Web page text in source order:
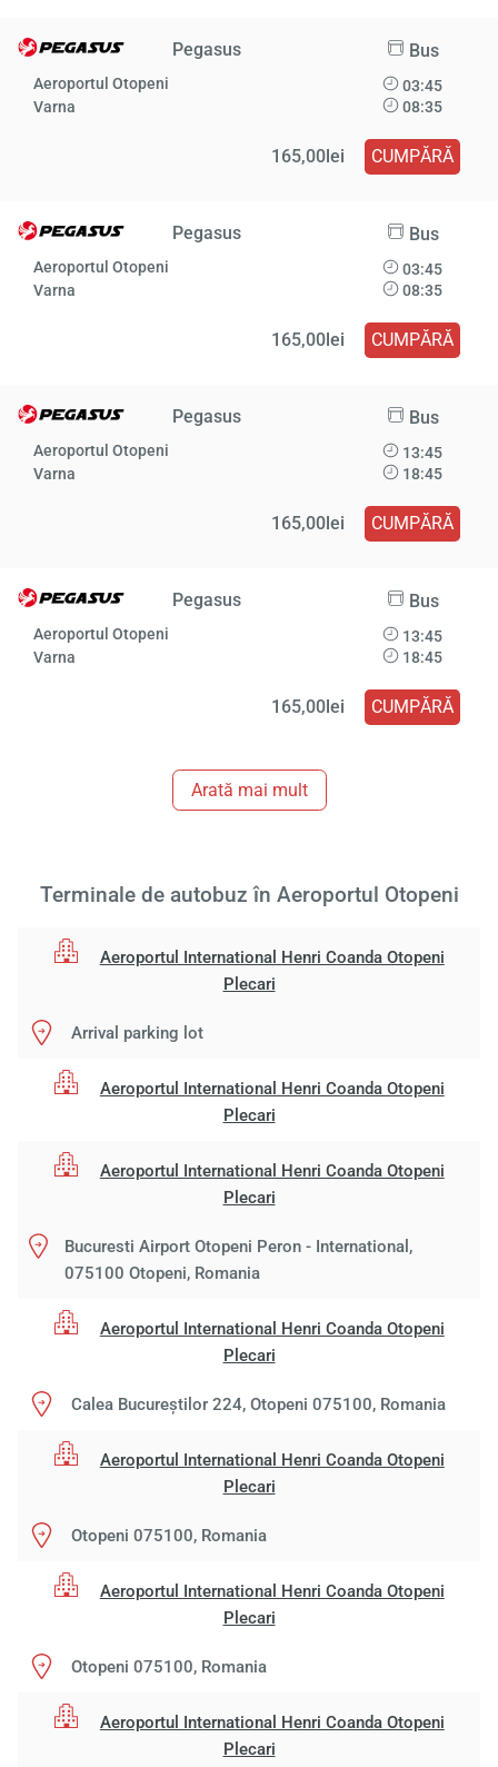
Pegasus Bus
Aeroportul Otopeni
Varna
03:45
08:35
165,00lei CUMPĂRĂ
Pegasus Bus
Aeroportul Otopeni
Varna
03:45
08:35
165,00lei CUMPĂRĂ
Pegasus Bus
Aeroportul Otopeni
Varna
13:45
18:45
165,00lei CUMPĂRĂ
Pegasus Bus
Aeroportul Otopeni
Varna
13:45
18:45
165,00lei CUMPĂRĂ
Arată mai mult
Terminale de autobuz în Aeroportul Otopeni
Aeroportul International Henri Coanda Otopeni
Plecari
Arrival parking lot
Aeroportul International Henri Coanda Otopeni
Plecari
Aeroportul International Henri Coanda Otopeni
Plecari
Bucuresti Airport Otopeni Peron - International,
075100 Otopeni, Romania
Aeroportul International Henri Coanda Otopeni
Plecari
Calea Bucureștilor 224, Otopeni 075100, Romania
Aeroportul International Henri Coanda Otopeni
Plecari
Otopeni 075100, Romania
Aeroportul International Henri Coanda Otopeni
Plecari
Otopeni 075100, Romania
Aeroportul International Henri Coanda Otopeni
Plecari